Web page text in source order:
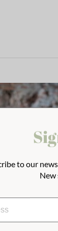
a tasteful
to our
New